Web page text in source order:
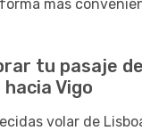
más
tu pasaje
Vigo
volar de